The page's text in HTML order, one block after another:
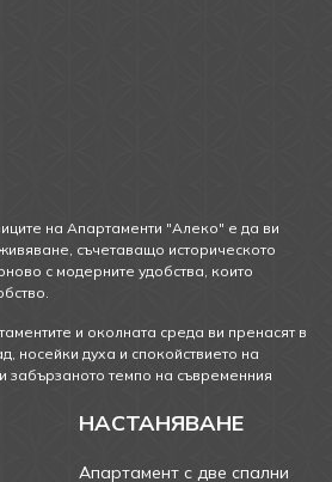
на Апартаменти "Алеко" е да ви
съчетаващо историческото
с модерните удобства, които
и околната среда ви пренасят в
носейки духа и спокойствието на
забързаното темпо на съвременния
НАСТАНЯВАНЕ
Апартамент с две спални